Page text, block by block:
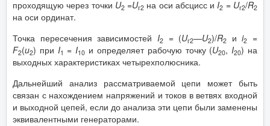
проходящую через точки U2=Uг2 на оси абсцисс иI2 = Uг2/R2
на оси ординат.
Точка пересечения зависимостей I2= (Uг2—U2)/R2 иi2
=
F2(u2) при I1 =I10 и определяет рабочую точку (U20,I20) на
выходных характеристиках четырехполюсника.
Дальнейший анализ рассматриваемой цепи может быть
связан с нахождением напряжений и токов в ветвях входной
и выходной цепей, если до анализа эти цепи были заменены
эквивалентными генераторами.